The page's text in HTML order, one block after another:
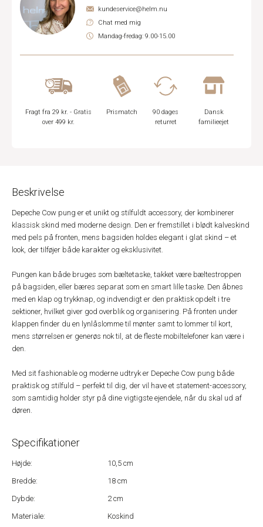
kundeservice@helm.nu
Chat med mig
Mandag-fredag: 9.00-15.00
Fragt fra 29 kr. - Gratis
over 499 kr.
Prismatch
90 dages
returret
Dansk
familieejet
Beskrivelse
Depeche Cow pung er et unikt og stilfuldt accessory, der kombinerer
klassisk skind med moderne design. Den er fremstillet i blødt kalveskind
med pels på fronten, mens bagsiden holdes elegant i glat skind – et
look, der tilføjer både karakter og eksklusivitet.
Pungen kan både bruges som bæltetaske, takket være bæltestroppen
på bagsiden, eller bæres separat som en smart lille taske. Den åbnes
med en klap og trykknap, og indvendigt er den praktisk opdelt i tre
sektioner, hvilket giver god overblik og organisering. På fronten under
klappen finder du en lynlåslomme til mønter samt to lommer til kort,
mens størrelsen er generøs nok til, at de fleste mobiltelefoner kan være i
den.
Med sit fashionable og moderne udtryk er Depeche Cow pung både
praktisk og stilfuld – perfekt til dig, der vil have et statement-accessory,
som samtidig holder styr på dine vigtigste ejendele, når du skal ud af
døren.
Specifikationer
Højde:
10,5 cm
Bredde:
18 cm
Dybde:
2 cm
Materiale:
Koskind